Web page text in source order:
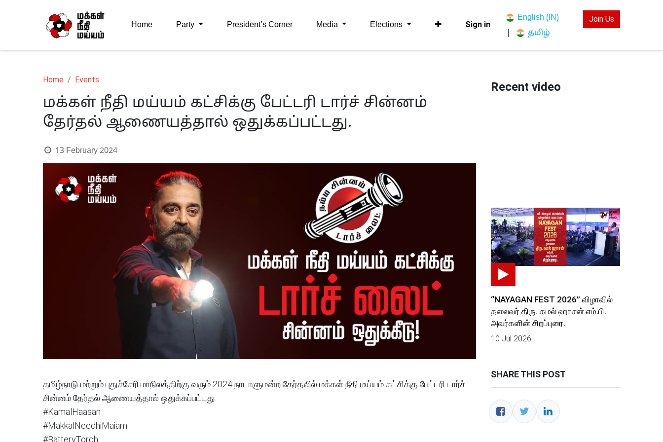
Home Party President's Corner Media Elections Sign in
English (IN)
தமிழ்
Join Us
Home Events
மக்கள் நீதி மய்யம் கட்சிக்கு பேட்டரி டார்ச் சின்னம்
தேர்தல் ஆணையத்தால் ஒதுக்கப்பட்டது.
13 February 2024
தமிழ்நாடு மற்றும் புதுச்சேரி மாநிலத்திற்கு வரும் 2024 நாடாளுமன்ற தேர்தலில் மக்கள் நீதி மய்யம் கட்சிக்கு பேட்டரி டார்ச்
சின்னம் தேர்தல் ஆணையத்தால் ஒதுக்கப்பட்டது.
#KamalHaasan
#MakkalNeedhiMaiam
#BatteryTorch
Recent video
“NAYAGAN FEST 2026” விழாவில்
தலைவர் திரு. கமல் ஹாசன் எம்.பி.
அவர்களின் சிறப்புரை.
10 Jul 2026
SHARE THIS POST